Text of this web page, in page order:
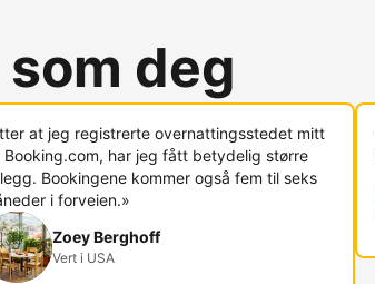
deg
at jeg registrerte overnattingsstedet mitt
Booking.com, har jeg fått betydelig større
Bookingene kommer også fem til seks
i forveien.»
Zoey Berghoff
Vert i USA